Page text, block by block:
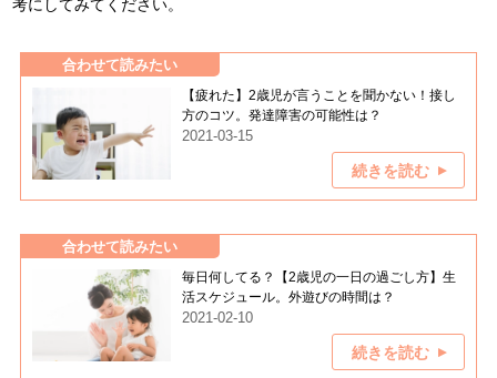
考にしてみてください。
合わせて読みたい
【疲れた】2歳児が言うことを聞かない！接し
方のコツ。発達障害の可能性は？
2021-03-15
続きを読む
合わせて読みたい
毎日何してる？【2歳児の一日の過ごし方】生
活スケジュール。外遊びの時間は？
2021-02-10
続きを読む